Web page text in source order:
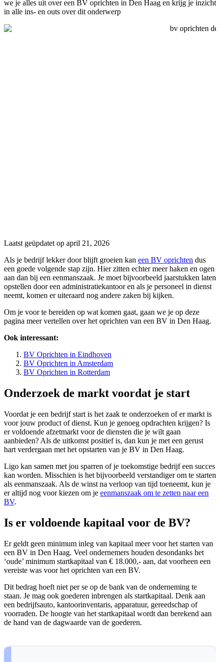
we je alles uit over een BV oprichten in Den Haag en krijg je inzicht
in alle ins- en outs over dit onderwerp
Laatst geüpdatet op april 21, 2026
Als je bedrijf lekker door blijft groeien kan een BV oprichten dus
een goede volgende stap zijn. Hier zitten echter meer haken en ogen
aan dan bij een eenmanszaak. Je moet bijvoorbeeld jaarstukken laten
opstellen door een administratiekantoor en als je personeel in dienst
neemt, komen er uiteraard nog andere zaken bij kijken.
Om je voor te bereiden op wat komen gaat, gaan we je op deze
pagina meer vertellen over het oprichten van een BV in Den Haag.
Ook interessant:
BV Oprichten in Eindhoven
BV Oprichten in Amsterdam
BV Oprichten in Rotterdam
Onderzoek de markt voordat je start
Voordat je een bedrijf start is het zaak te onderzoeken of er markt is
voor jouw product of dienst. Kun je genoeg opdrachten krijgen? Is
er voldoende afzetmarkt voor de diensten die je wilt gaan
aanbieden? Als de uitkomst positief is, dan kun je met een gerust
hart verdergaan met het opstarten van je BV in Den Haag.
Ligo kan samen met jou sparren of je toekomstige bedrijf een succes
kan worden. Misschien is het bijvoorbeeld verstandiger om te starten
als eenmanszaak. Als de winst na verloop van tijd toeneemt, kun je
er altijd nog voor kiezen om je eenmanszaak om te zetten naar een
BV.
Is er voldoende kapitaal voor de BV?
Er geldt geen minimum inleg van kapitaal meer voor het starten van
een BV in Den Haag. Veel ondernemers houden desondanks het
‘oude’ minimum startkapitaal van € 18.000,- aan, dat voorheen een
vereiste was voor het oprichten van een BV.
Dit bedrag hoeft niet per se op de bank van de onderneming te
staan. Je mag ook goederen inbrengen als startkapitaal. Denk aan
een bedrijfsauto, kantoorinventaris, apparatuur, gereedschap of
voorraden. De hoogte van het startkapitaal wordt dan berekend aan
de hand van de dagwaarde van de goederen.